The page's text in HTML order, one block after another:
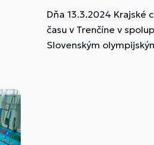
Dňa 13.3.2024 Krajské
času v Trenčíne v
Slovenským